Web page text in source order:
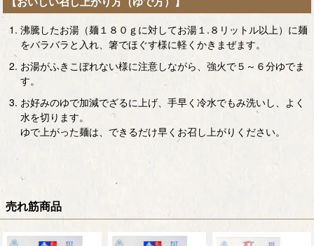
沸騰したお湯（麺１８０ｇに対してお湯１.８リットル以上）に麺
をバラバラと入れ、箸でほぐす様に軽くかきまぜます。
お湯がふきこぼれない様に注意しながら、強火で５～６分ゆでま
す。
お好みのゆで加減でざるに上げ、手早く冷水でもみ洗いし、よく
水を切ります。
ゆで上がった麺は、できるだけ早くお召し上がりください。
売れ筋商品